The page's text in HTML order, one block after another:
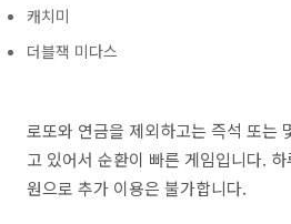
캐치미
더블잭 미다스
로또와 연금을 제외하고는 즉석 또는
고 있어서 순환이 빠른 게임입니다.
원으로 추가 이용은 불가합니다.